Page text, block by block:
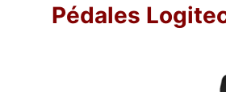
Pédales